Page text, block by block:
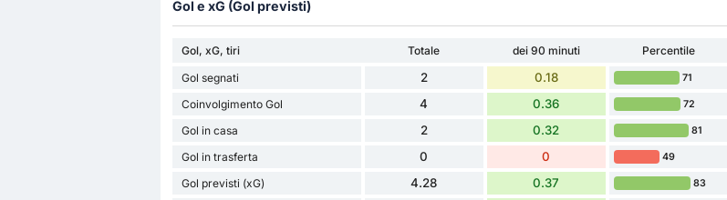
Gol e xG (Gol previsti)
Gol, xG, tiri Totale dei 90 minuti
Percentile
Gol segnati
2 0.18 71
Coinvolgimento Gol 4 0.36 72
Gol in casa 2 0.32 81
Gol in trasferta 0 0 49
Gol previsti (xG) 4.28 0.37 83